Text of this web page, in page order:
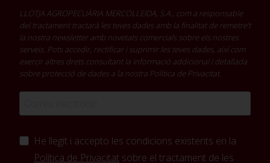
LLOTJA AGROPECUÀRIA MERCOLLEIDA, S.A., com a responsable
del tractament tractarà les teves dades amb la finalitat de remetre't
la nostra newsletter amb novetats comercials sobre els nostres
serveis. Pots accedir, rectificar i suprimir les teves dades, així com
exercir altres drets consultant la informació addicional i detallada
sobre protecció de dades a la nostra Política de Privacitat.
He llegit i accepto les condicions existents en la
Política de Privacitat sobre el tractament de les